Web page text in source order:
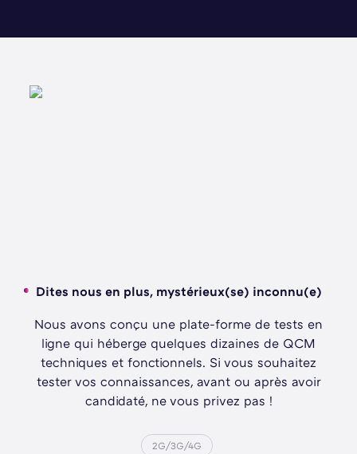
Dites nous en plus, mystérieux(se) inconnu(e)
Nous avons conçu une plate-forme de tests en
ligne qui héberge quelques dizaines de QCM
techniques et fonctionnels. Si vous souhaitez
tester vos connaissances, avant ou après avoir
candidaté, ne vous privez pas !
2G/3G/4G